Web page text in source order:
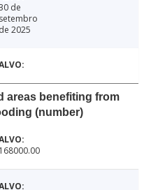
de
setembro
de 2025
areas benefiting from
(number)
168000.00